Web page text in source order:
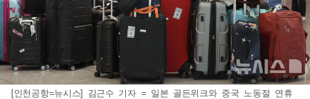
[인천공항=뉴시스] 김근수 기자 = 일본 골든위크와 중국 노동절 연휴